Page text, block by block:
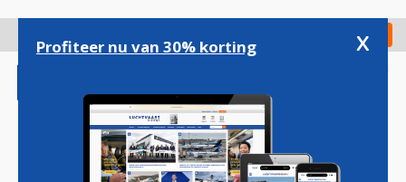
gaan
Check in
Profiteer nu van 30% korting x